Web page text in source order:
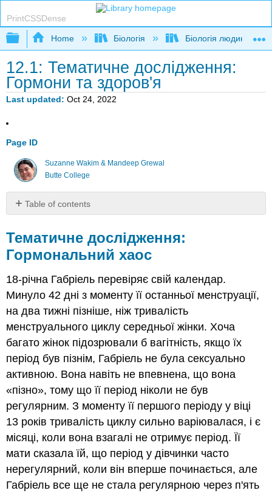
PrintCSSDense
Expand/collapse global hierarchy
Home Біологія Біологія людини
12.1: Тематичне дослідження:
Гормони та здоров'я
Last updated Oct 24, 2022
Page ID
Suzanne Wakim & Mandeep Grewal
Butte College
Table of contents
дослідження:
Гормональний
хаос
глави:
Ендокринна
система
Атрибуції
Тематичне дослідження:
Гормональний хаос
18-річна Габріель перевіряє свій календар.
Минуло 42 дні з моменту її останньої менструації,
на два тижні пізніше, ніж тривалість
менструального циклу середньої жінки. Хоча
багато жінок підозрювали б вагітність, якщо їх
період був пізнім, Габріель не була сексуально
активною. Вона навіть не впевнена, що вона
«пізно», тому що її період ніколи не був
регулярним. З моменту її першого періоду у віці
13 років тривалість циклу сильно варіювалася, і є
місяці, коли вона взагалі не отримує період. Її
мати сказала їй, що період у дівчинки часто
нерегулярний, коли він вперше починається, але
Габріель все ще не стала регулярною через п'ять